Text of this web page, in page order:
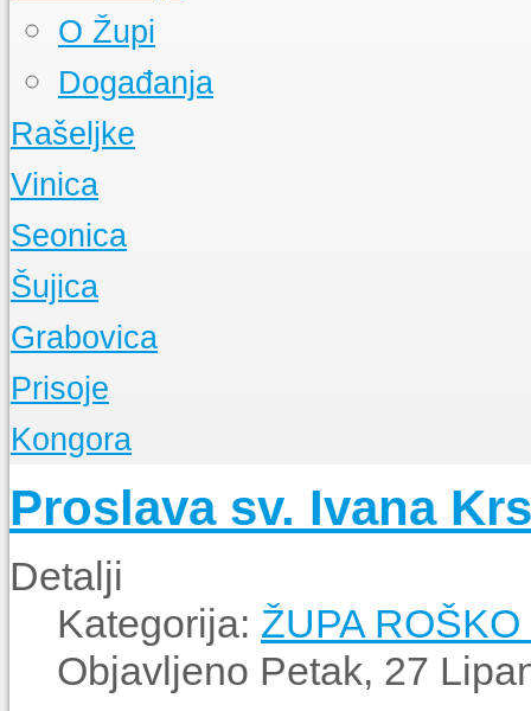
O Župi
Događanja
Rašeljke
O Župi
Događanja
Vinica
O Župi
Događanja
Seonica
O Župi
Događanja
Šujica
O Župi
Događanja
Grabovica
O Župi
Događanja
Prisoje
Događanja
Kongora
Događanja
Proslava sv. Ivana
Detalji
Kategorija: ŽUPA
Objavljeno Petak, 27